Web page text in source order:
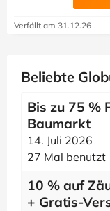
Verfällt am 31.12.26
Beliebte
Bis zu 75 %
Baumarkt
14. Juli 2026
27 Mal benutzt
10 % auf
+ Gratis-